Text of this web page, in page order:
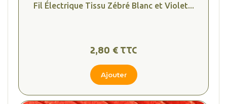
Fil Électrique Tissu Zébré Blanc et Violet...
2,80 € TTC
Ajouter